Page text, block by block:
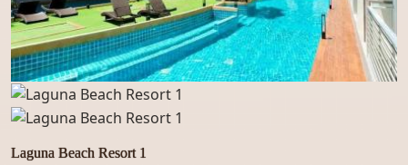
Laguna Beach Resort 1